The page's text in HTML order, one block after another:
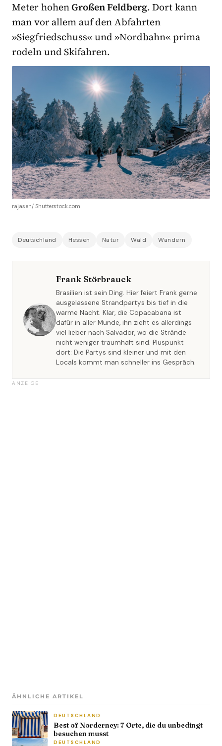
Meter hohenGroßen Feldberg. Dort kann
man vor allem auf den Abfahrten
»Siegfriedschuss« und »Nordbahn« prima
rodeln und Skifahren.
rajasen/ Shutterstock.com
Deutschland Hessen Natur Wald Wandern
Frank Störbrauck
Brasilien ist sein Ding. Hier feiert Frank gerne
ausgelassene Strandpartys bis tief in die
warme Nacht. Klar, die Copacabana ist
dafür in aller Munde, ihn zieht es allerdings
viel lieber nach Salvador, wo die Strände
nicht weniger traumhaft sind. Pluspunkt
dort: Die Partys sind kleiner und mit den
Locals kommt man schneller ins Gespräch.
ANZEIGE
ÄHNLICHE ARTIKEL
DEUTSCHLAND
Best of Norderney: 7 Orte, die du unbedingt
besuchen musst
DEUTSCHLAND